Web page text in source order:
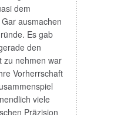
dem
ausmachen
Es gab
den
zu nehmen war
Vorherrschaft
viele
Präzision